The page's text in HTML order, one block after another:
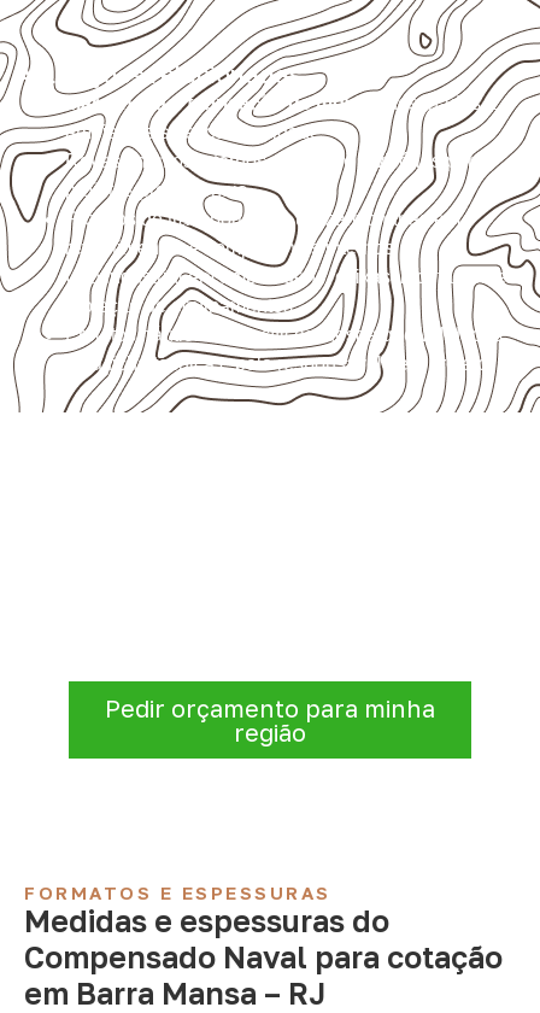
Aplicações relacionadas
Marcenaria e fabricação de móveis
destinados a
ambientes sujeitos à umidade.
Revestimentos internos, painéis e divisórias para
projetos profissionais.
Projetos de transporte que utilizam chapas em
revestimentos e componentes internos.
Uso industrial em embalagens, caixas, montagem e
proteção de equipamentos.
Projetos náuticos específicos, desde que validados
pela ficha técnica e pelo responsável pelo projeto.
Pedir orçamento para minha
região
FORMATOS E ESPESSURAS
Medidas e espessuras do
Compensado Naval para cotação
em Barra Mansa – RJ